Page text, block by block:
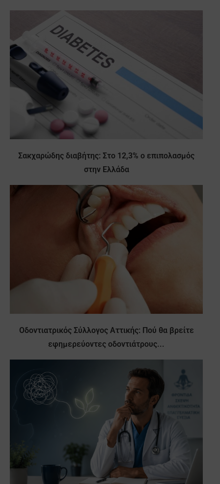
Σακχαρώδης διαβήτης: Στο 12,3% ο επιπολασμός
στην Ελλάδα
Οδοντιατρικός Σύλλογος Αττικής: Πού θα βρείτε
εφημερεύοντες οδοντιάτρους...